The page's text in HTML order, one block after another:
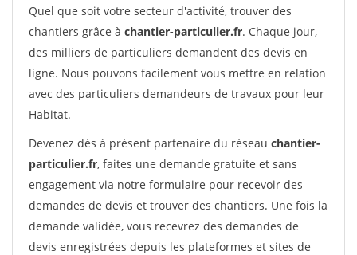
Quel que soit votre secteur d'activité, trouver des
chantiers grâce à chantier-particulier.fr. Chaque jour,
des milliers de particuliers demandent des devis en
ligne. Nous pouvons facilement vous mettre en relation
avec des particuliers demandeurs de travaux pour leur
Habitat.
Devenez dès à présent partenaire du réseau chantier-
particulier.fr, faites une demande gratuite et sans
engagement via notre formulaire pour recevoir des
demandes de devis et trouver des chantiers. Une fois la
demande validée, vous recevrez des demandes de
devis enregistrées depuis les plateformes et sites de